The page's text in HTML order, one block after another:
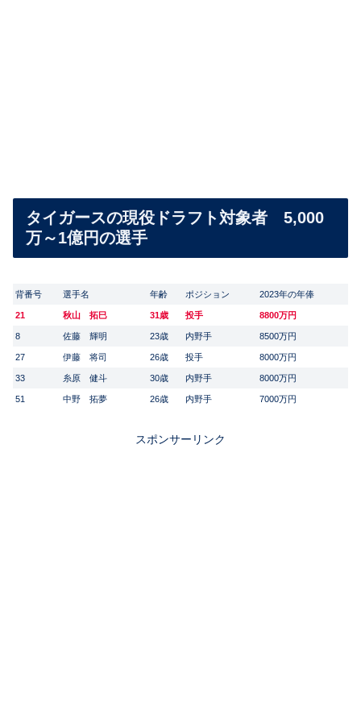
タイガースの現役ドラフト対象者 5,000
万～1億円の選手
背番号 選手名 年齢 ポジション 2023年の年俸
21 秋山 拓巳 31歳 投手 8800万円
8 佐藤 輝明 23歳 内野手 8500万円
27 伊藤 将司 26歳 投手 8000万円
33 糸原 健斗 30歳 内野手 8000万円
51 中野 拓夢 26歳 内野手 7000万円
スポンサーリンク